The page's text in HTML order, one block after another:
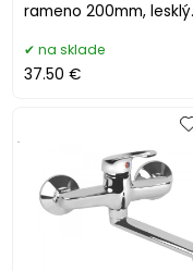
rameno 200mm, lesklý
na sklade
37.50 €